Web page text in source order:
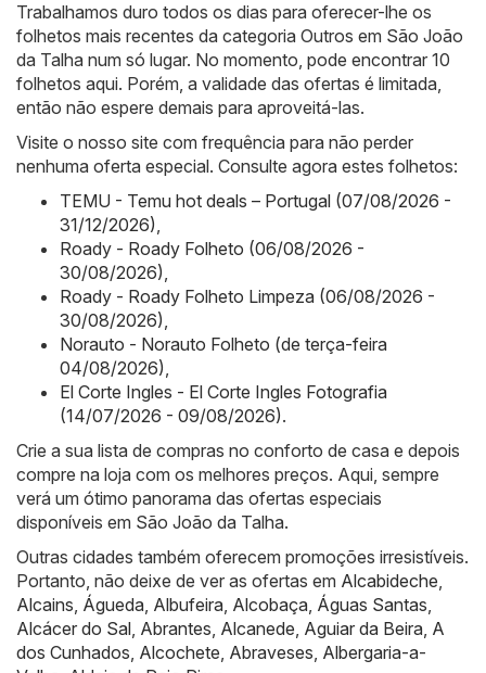
Trabalhamos duro todos os dias para oferecer-lhe os
folhetos mais recentes da categoria Outros em São João
da Talha num só lugar. No momento, pode encontrar 10
folhetos aqui. Porém, a validade das ofertas é limitada,
então não espere demais para aproveitá-las.
Visite o nosso site com frequência para não perder
nenhuma oferta especial. Consulte agora estes folhetos:
TEMU - Temu hot deals – Portugal (07/08/2026 -
31/12/2026),
Roady - Roady Folheto (06/08/2026 -
30/08/2026),
Roady - Roady Folheto Limpeza (06/08/2026 -
30/08/2026),
Norauto - Norauto Folheto (de terça-feira
04/08/2026),
El Corte Ingles - El Corte Ingles Fotografia
(14/07/2026 - 09/08/2026).
Crie a sua lista de compras no conforto de casa e depois
compre na loja com os melhores preços. Aqui, sempre
verá um ótimo panorama das ofertas especiais
disponíveis em São João da Talha.
Outras cidades também oferecem promoções irresistíveis.
Portanto, não deixe de ver as ofertas em Alcabideche,
Alcains, Águeda, Albufeira, Alcobaça, Águas Santas,
Alcácer do Sal, Abrantes, Alcanede, Aguiar da Beira, A
dos Cunhados, Alcochete, Abraveses, Albergaria-a-